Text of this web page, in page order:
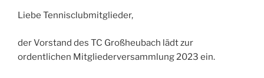
Liebe Tennisclubmitglieder,
der Vorstand des TC Großheubach lädt zur
ordentlichen Mitgliederversammlung 2023 ein.